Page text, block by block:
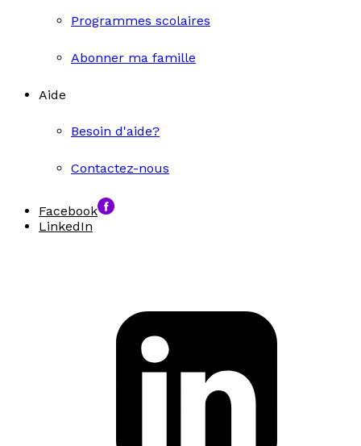
Programmes scolaires
Abonner ma famille
Aide
Besoin d'aide?
Contactez-nous
Facebook
LinkedIn